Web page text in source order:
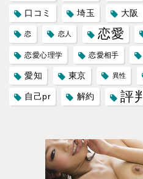
口コミ 埼玉 大阪
恋 恋人 恋愛
恋愛心理学 恋愛相手
愛知 東京 異性
自己pr 解約 評